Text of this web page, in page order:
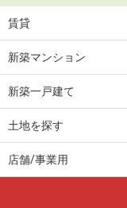
賃貸
新築マンション
新築一戸建て
土地を探す
店舗/事業用